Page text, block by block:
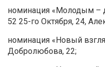
номинация «Молодым –
52 25-го Октября, 24,
номинация «Новый
Добролюбова, 22;